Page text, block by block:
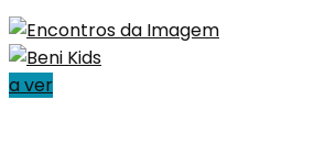
a ver